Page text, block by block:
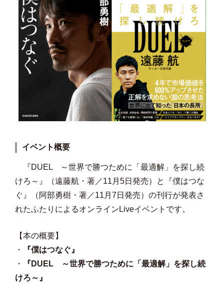
イベント概要
『DUEL ～世界で勝つために「最適解」を探し続
けろ～』（遠藤航・著／11月5日発売）と『僕はつな
ぐ』（阿部勇樹・著／11月7日発売）の刊行が発表さ
れたふたりによるオンラインLiveイベントです。
【本の概要】
・
『僕はつなぐ』
・
『DUEL ～世界で勝つために「最適解」を探し続
けろ～』